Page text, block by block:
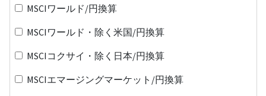
MSCIワールド/円換算
MSCIワールド・除く米国/円換算
MSCIコクサイ・除く日本/円換算
MSCIエマージングマーケット/円換算